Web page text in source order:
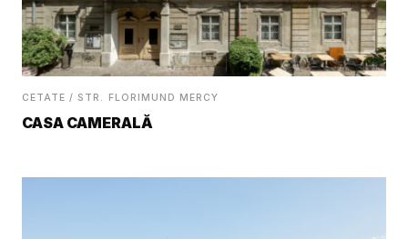
CETATE / STR. FLORIMUND MERCY
CASA CAMERALĂ